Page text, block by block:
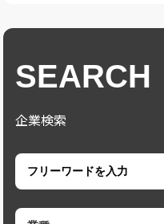
SEARCH
企業検索